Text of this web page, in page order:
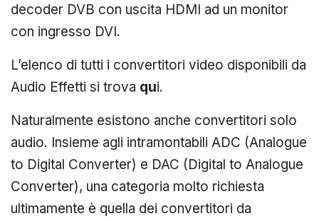
decoder DVB con uscita HDMI ad un monitor
con ingresso DVI.
L’elenco di tutti i convertitori video disponibili da
Audio Effetti si trova qui.
Naturalmente esistono anche convertitori solo
audio. Insieme agli intramontabili ADC (Analogue
to Digital Converter) e DAC (Digital to Analogue
Converter), una categoria molto richiesta
ultimamente è quella dei convertitori da